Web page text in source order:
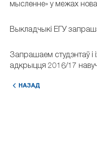
мысленне» у межах
Выкладчыкі ЕГУ
Запрашаем студэнтаў і
адкрыцця 2016/17
НАЗАД